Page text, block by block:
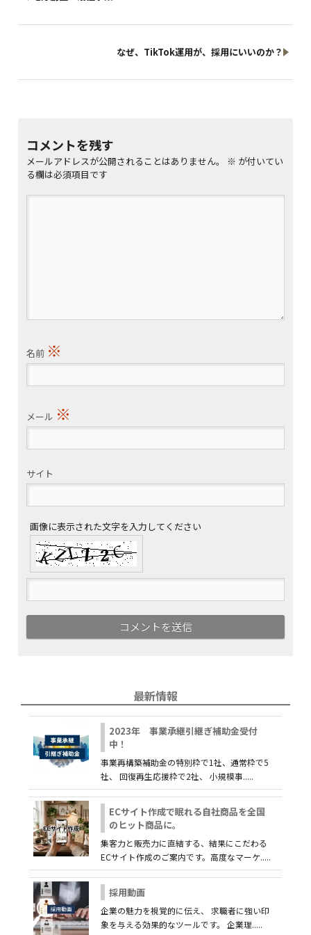
なぜ、TikTok運用が、採用にいいのか？
コメントを残す
メールアドレスが公開されることはありません。 ※ が付いてい
る欄は必須項目です
名前 ※
メール ※
サイト
画像に表示された文字を入力してください
最新情報
2023年 事業承継引継ぎ補助金受付
中！
事業再構築補助金の特別枠で1社、通常枠で5
社、 回復再生応援枠で2社、 小規模事.....
ECサイト作成で眠れる自社商品を全国
のヒット商品に。
集客力と販売力に直結する、結果にこだわる
ECサイト作成のご案内です。高度なマーケ.....
採用動画
企業の魅力を視覚的に伝え、 求職者に強い印
象を与える効果的なツールです。 企業理.....